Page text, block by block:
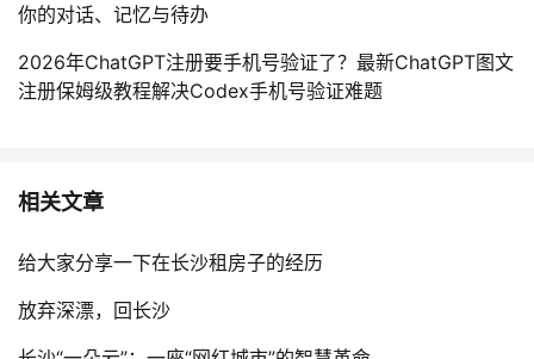
你的对话、记忆与待办
2026年ChatGPT注册要手机号验证了？最新ChatGPT图文
注册保姆级教程解决Codex手机号验证难题
相关文章
给大家分享一下在长沙租房子的经历
放弃深漂，回长沙